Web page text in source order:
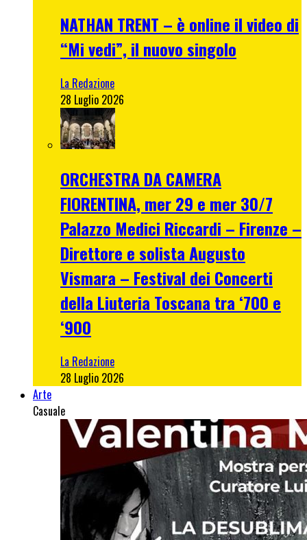
NATHAN TRENT – è online il video di
“Mi vedi”, il nuovo singolo
La Redazione
28 Luglio 2026
ORCHESTRA DA CAMERA
FIORENTINA, mer 29 e mer 30/7
Palazzo Medici Riccardi – Firenze –
Direttore e solista Augusto
Vismara – Festival dei Concerti
della Liuteria Toscana tra ‘700 e
‘900
La Redazione
28 Luglio 2026
Arte
Casuale